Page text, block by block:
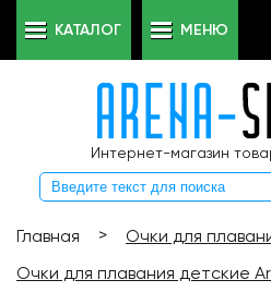
Интернет-магазин
КАТАЛОГ МЕНЮ
Главная > Очки для
Очки для плавания детские